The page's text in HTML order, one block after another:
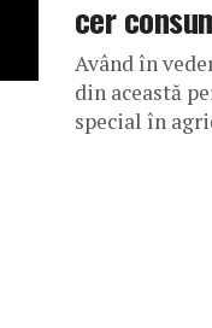
cer
Având în
din această
special în